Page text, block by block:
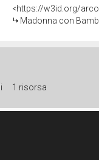
<https://w3id.org/
Madonna con
1 risorsa